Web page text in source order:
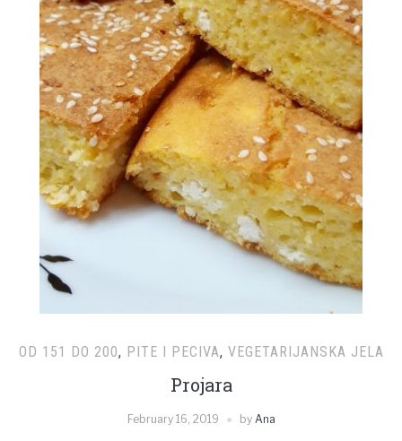
OD 151 DO 200, PITE I PECIVA, VEGETARIJANSKA JELA
Projara
February 16, 2019 by Ana